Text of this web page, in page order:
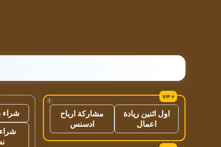
!
اول اثنين ريادة
اعمال
مشاركة ارباح
ادسنس
شراء